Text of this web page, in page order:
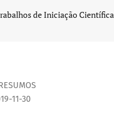
comprimento/
de Iniciação
11-30